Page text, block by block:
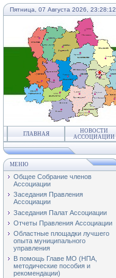
Пятница, 07 Августа 2026, 23:28:12
ГЛАВНАЯ
НОВОСТИ
АССОЦИАЦИИ
МЕНЮ
Общее Собрание членов
Ассоциации
Заседания Правления
Ассоциации
Заседания Палат Ассоциации
Отчеты Правления Ассоциации
Областные площадки лучшего
опыта муниципального
управления
В помощь Главе МО (НПА,
методические пособия и
рекомендации)